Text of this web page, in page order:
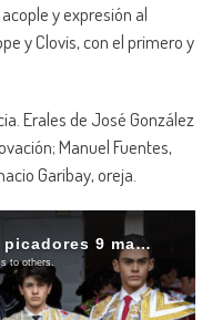
y expresión al
y Clovis, con el primero y
Erales de José González
Manuel Fuentes,
Garibay, oreja.